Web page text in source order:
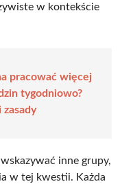
w kontekście
pracować więcej
tygodniowo?
zasady
inne grupy,
w tej kwestii. Każda